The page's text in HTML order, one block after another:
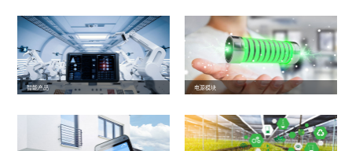
智能产品 电源模块